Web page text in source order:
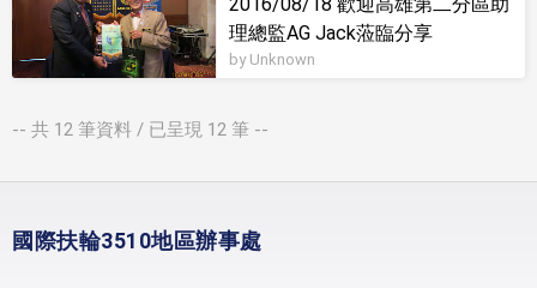
理總監AG Jack蒞臨分享
by Unknown
-- 共 12 筆資料 / 已呈現 12 筆 --
國際扶輪3510地區辦事處